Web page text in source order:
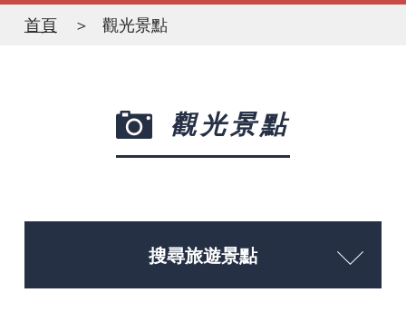
首頁 觀光景點
觀光景點
搜尋旅遊景點